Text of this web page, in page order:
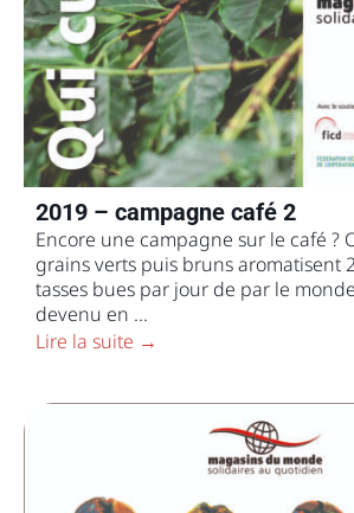
2019 – campagne café 2
Encore une campagne sur le café ?
grains verts puis bruns aromatisent
tasses bues par jour de par le
devenu en ...
Lire la suite →